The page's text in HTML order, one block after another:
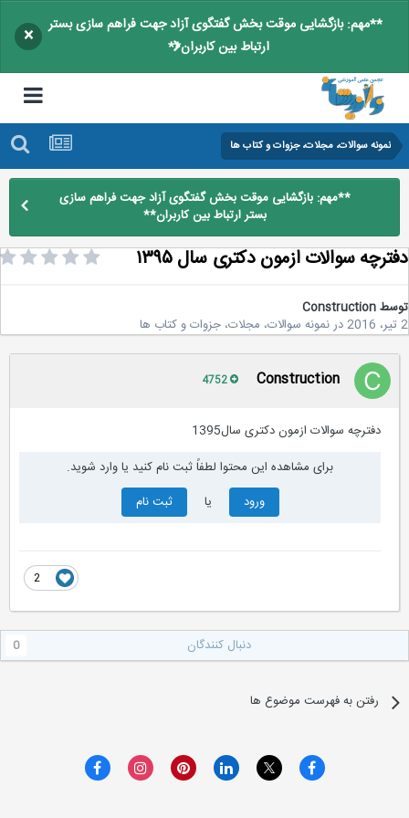
**مهم: بازگشایی موقت بخش گفتگوی آزاد جهت فراهم سازی بستر
ارتباط بین کاربران**
×
نمونه سوالات، مجلات، جزوات و کتاب ها
**مهم: بازگشایی موقت بخش گفتگوی آزاد جهت فراهم سازی
بستر ارتباط بین کاربران**
سوالات ازمون دکتری سال ۱۳۹۵
Construction
درنمونه سوالات، مجلات، جزوات و کتاب ها
Construction
دفترچه سوالات ازمون دکتری سال1395
برای مشاهده این محتوا لطفاً ثبت نام کنید یا وارد شوید.
ورود
ثبت نام
دنبال کنندگان
رفتن به فهرست موضوع ها